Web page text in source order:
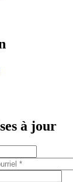
à jour